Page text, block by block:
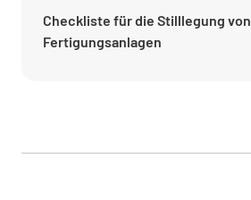
Checkliste für die Stilllegung von
Fertigungsanlagen